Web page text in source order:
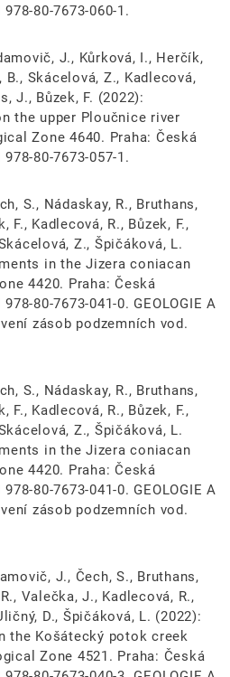
80-7673-060-1.
J., Kůrková, I., Herčík,
B., Skácelová, Z., Kadlecová,
J., Bůzek, F. (2022):
the upper Ploučnice river
Zone 4640. Praha: Česká
80-7673-057-1.
S., Nádaskay, R., Bruthans,
F., Kadlecová, R., Bůzek, F.,
Z., Špičáková, L.
in the Jizera coniacan
4420. Praha: Česká
80-7673-041-0. GEOLOGIE A
zásob podzemních vod.
S., Nádaskay, R., Bruthans,
F., Kadlecová, R., Bůzek, F.,
Z., Špičáková, L.
in the Jizera coniacan
4420. Praha: Česká
80-7673-041-0. GEOLOGIE A
zásob podzemních vod.
J., Čech, S., Bruthans,
Valečka, J., Kadlecová, R.,
D., Špičáková, L. (2022):
the Košátecký potok creek
Zone 4521. Praha: Česká